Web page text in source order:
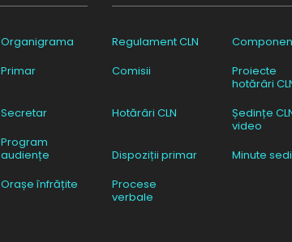
Organigrama
Primar
Secretar
Program
audiențe
Orașe înfrățite
Regulament CLN
Comisii
Proiecte
hotărâri
Hotărâri CLN
Ședințe
video
Dispoziții primar
Minute
Procese
verbale